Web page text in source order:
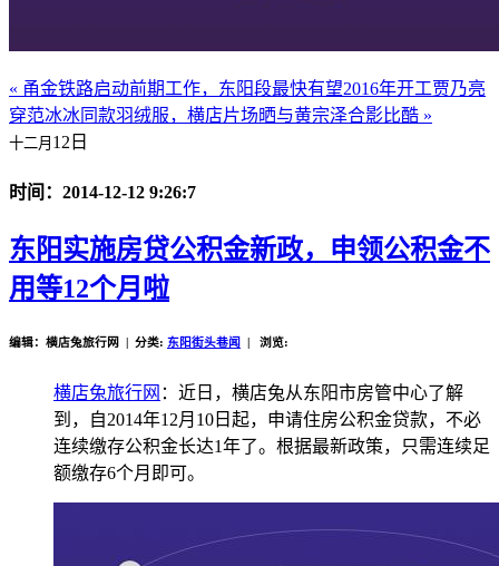
« 甬金铁路启动前期工作，东阳段最快有望2016年开工贾乃亮
穿范冰冰同款羽绒服，横店片场晒与黄宗泽合影比酷 »
十二月 12日
时间：2014-12-12 9:26:7
东阳实施房贷公积金新政，申领公积金不
用等12个月啦
编辑：横店兔旅行网 | 分类: 东阳街头巷闻 | 浏览:
横店兔旅行网 ：近日，横店兔从东阳市房管中心了解
到，自2014年12月10日起，申请住房公积金贷款，不必
连续缴存公积金长达1年了。根据最新政策，只需连续足
额缴存6个月即可。